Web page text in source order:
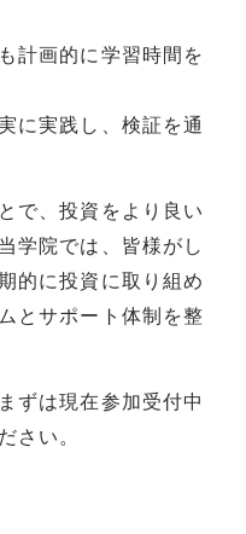
計画的に学習時間を
に実践し、検証を通
で、投資をより良い
学院では、皆様がし
的に投資に取り組め
とサポート体制を整
ずは現在参加受付中
い。